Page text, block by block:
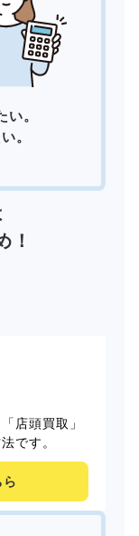
。
。
！
店頭買取」
です。